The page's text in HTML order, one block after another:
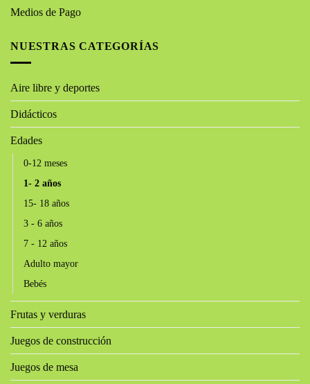
Medios de Pago
NUESTRAS CATEGORÍAS
Aire libre y deportes
Didácticos
Edades
0-12 meses
1- 2 años
15- 18 años
3 - 6 años
7 - 12 años
Adulto mayor
Bebés
Frutas y verduras
Juegos de construcción
Juegos de mesa